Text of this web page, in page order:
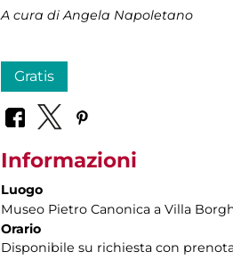
A cura di Angela Napoletano
Gratis
Informazioni
Luogo
Museo Pietro Canonica a Villa
Orario
Disponibile su richiesta con